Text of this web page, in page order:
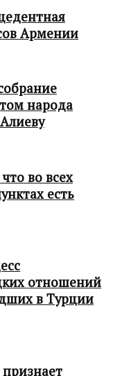
Армении
народа
во всех
есть
отношений
в Турции